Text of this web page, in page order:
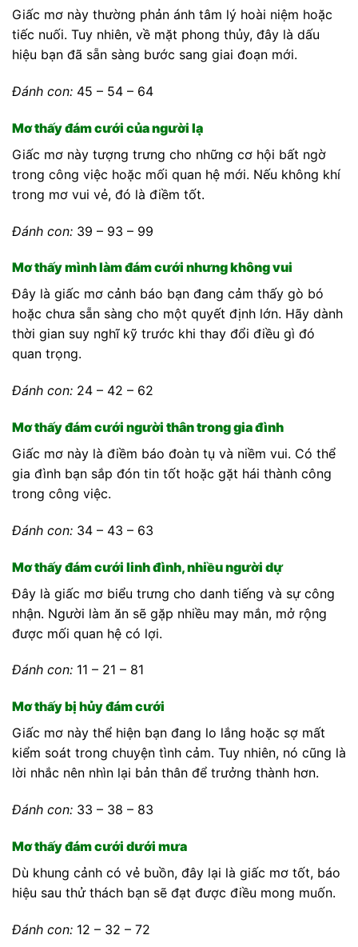
Giấc mơ này thường phản ánh tâm lý hoài niệm hoặc
tiếc nuối. Tuy nhiên, về mặt phong thủy, đây là dấu
hiệu bạn đã sẵn sàng bước sang giai đoạn mới.
Đánh con: 45 – 54 – 64
Mơ thấy đám cưới của người lạ
Giấc mơ này tượng trưng cho những cơ hội bất ngờ
trong công việc hoặc mối quan hệ mới. Nếu không khí
trong mơ vui vẻ, đó là điềm tốt.
Đánh con: 39 – 93 – 99
Mơ thấy mình làm đám cưới nhưng không vui
Đây là giấc mơ cảnh báo bạn đang cảm thấy gò bó
hoặc chưa sẵn sàng cho một quyết định lớn. Hãy dành
thời gian suy nghĩ kỹ trước khi thay đổi điều gì đó
quan trọng.
Đánh con: 24 – 42 – 62
Mơ thấy đám cưới người thân trong gia đình
Giấc mơ này là điềm báo đoàn tụ và niềm vui. Có thể
gia đình bạn sắp đón tin tốt hoặc gặt hái thành công
trong công việc.
Đánh con: 34 – 43 – 63
Mơ thấy đám cưới linh đình, nhiều người dự
Đây là giấc mơ biểu trưng cho danh tiếng và sự công
nhận. Người làm ăn sẽ gặp nhiều may mắn, mở rộng
được mối quan hệ có lợi.
Đánh con: 11 – 21 – 81
Mơ thấy bị hủy đám cưới
Giấc mơ này thể hiện bạn đang lo lắng hoặc sợ mất
kiểm soát trong chuyện tình cảm. Tuy nhiên, nó cũng là
lời nhắc nên nhìn lại bản thân để trưởng thành hơn.
Đánh con: 33 – 38 – 83
Mơ thấy đám cưới dưới mưa
Dù khung cảnh có vẻ buồn, đây lại là giấc mơ tốt, báo
hiệu sau thử thách bạn sẽ đạt được điều mong muốn.
Đánh con: 12 – 32 – 72